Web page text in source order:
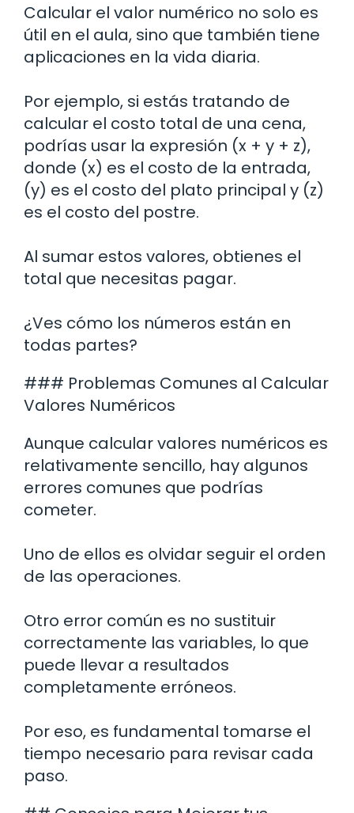
Calcular el valor numérico no solo es
útil en el aula, sino que también tiene
aplicaciones en la vida diaria.
Por ejemplo, si estás tratando de
calcular el costo total de una cena,
podrías usar la expresión (x + y + z),
donde (x) es el costo de la entrada,
(y) es el costo del plato principal y (z)
es el costo del postre.
Al sumar estos valores, obtienes el
total que necesitas pagar.
¿Ves cómo los números están en
todas partes?
### Problemas Comunes al Calcular
Valores Numéricos
Aunque calcular valores numéricos es
relativamente sencillo, hay algunos
errores comunes que podrías
cometer.
Uno de ellos es olvidar seguir el orden
de las operaciones.
Otro error común es no sustituir
correctamente las variables, lo que
puede llevar a resultados
completamente erróneos.
Por eso, es fundamental tomarse el
tiempo necesario para revisar cada
paso.